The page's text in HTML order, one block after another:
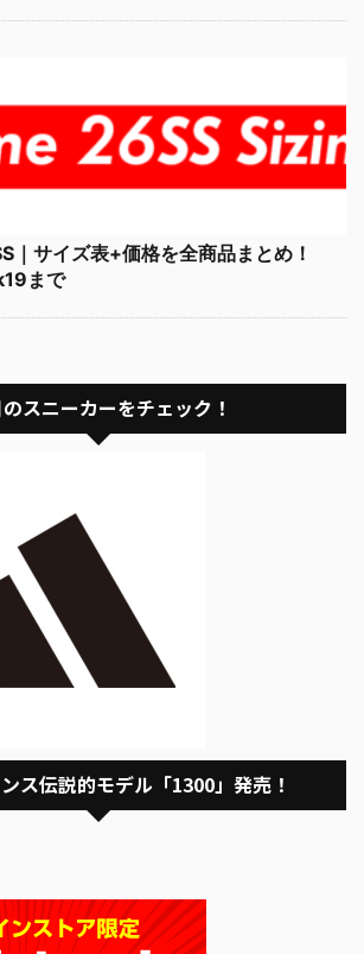
サイズ表+価格を全商品まとめ！
まで
スニーカーをチェック！
ス伝説的モデル「1300」発売！